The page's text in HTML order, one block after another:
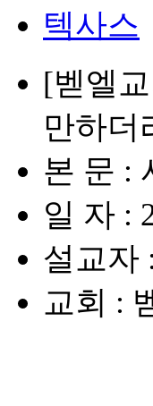
텍사스
[벧엘
만하더
본 문 :
일 자 :
설교자
교회 :